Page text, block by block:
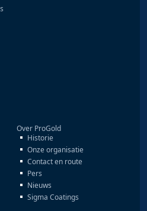
Over ProGold
Historie
Onze organisatie
Contact en route
Pers
Nieuws
Sigma Coatings